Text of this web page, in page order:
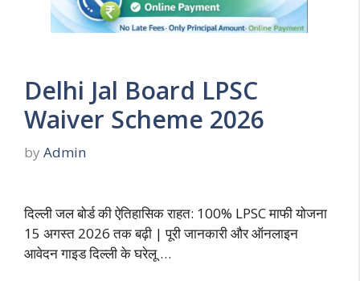
Delhi Jal Board LPSC
Waiver Scheme 2026
by Admin
दिल्ली जल बोर्ड की ऐतिहासिक राहत: 100% LPSC माफी योजना
15 अगस्त 2026 तक बढ़ी | पूरी जानकारी और ऑनलाइन
आवेदन गाइड दिल्ली के घरेलू …